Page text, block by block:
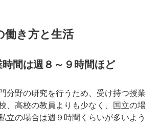
働き方と生活
間は週８～９時間ほど
分野の研究を行うため、受け持つ授業
、高校の教員よりも少なく、国立の場
立の場合は週９時間くらいが多いよう